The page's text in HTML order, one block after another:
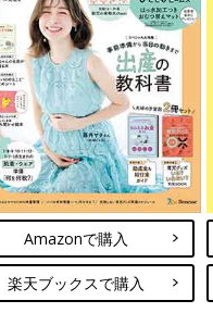
Amazonで購入
楽天ブックスで購入